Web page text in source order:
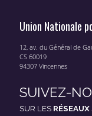
Union Nationale
12, av. du Général de
CS 60019
94307 Vincennes
SUIVEZ-
SUR LES